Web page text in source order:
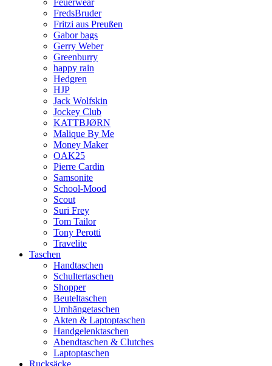
Feuerwear
FredsBruder
Fritzi aus Preußen
Gabor bags
Gerry Weber
Greenburry
happy rain
Hedgren
HJP
Jack Wolfskin
Jockey Club
KATTBJØRN
Malique By Me
Money Maker
OAK25
Pierre Cardin
Samsonite
School-Mood
Scout
Suri Frey
Tom Tailor
Tony Perotti
Travelite
Taschen
Handtaschen
Schultertaschen
Shopper
Beuteltaschen
Umhängetaschen
Akten & Laptoptaschen
Handgelenktaschen
Abendtaschen & Clutches
Laptoptaschen
Rucksäcke